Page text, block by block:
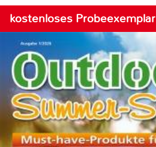
kostenloses Probeexemplar